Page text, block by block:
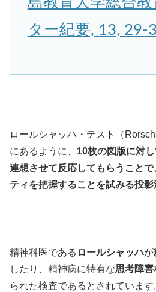
ター紀要, 13, 29-
ロールシャッハ・テスト（
にあるように、 10枚の図版に対
連想させて反応してもらうこと
ティを把握することを試みる投
精神科医である ロールシャッハが
したり、精神病に特有な思考障害
られた検査であるとされています